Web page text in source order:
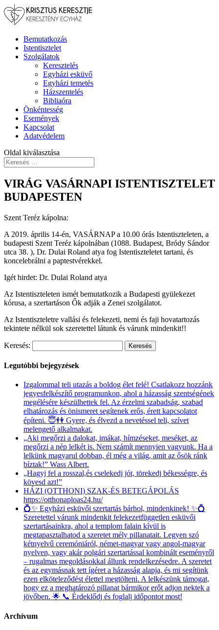
Bemutatkozás
Istentisztelet
Szolgálatok
Keresztelés
Egyházi esküvő
Egyházi temetés
Házszentelés
Bibliaóra
Önkéntesség
Események
Kapcsolat
Adatvédelem
Oldal kiválasztása
VIRÁG VASÁRNAPI ISTENTISZTELET
BUDAPESTEN
Szent Teréz kápolna:
A 2019. április 14-én, VASÁRNAP a 10.00 órás Istentiszteleten, a
budapesti Szent Teréz kápolnában (1088. Budapest, Bródy Sándor
utca 38. ), Dr. Dulai Roland atya fog Istentiszteletet tartani, és
koncelebrálni a paptestvérekkel.
Igét hirdet: Dr. Dulai Roland atya
Az Istentiszteleten ismét bemutatkozik a Budapesti gyülekezet
kórusa, a szertartáson Ők adják a Zenei szolgálatot.
Az Istentiszteletre vallási és felekezeti, nemi és faji hovatartozás
tekintete nélkül sok szeretettel látunk és várunk mindenkit!!
Keresés:
Legutóbbi bejegyzések
Izgalommal teli utazás a boldog élet felé! Csatlakozz hozzánk
jegyesfelkészítő programunkon, ahol a házasság szentségének
megélésére készülhettek fel. Az érzelmi szabadság, szabad
elhatározás és önismeret segítenek erős, érett kapcsolatot
építeni. 😇👫 Gyere, és élvezd a nevetéssel teli, szívet
melengető alkalmakat.
„Aki megőrzi a dalokat, imákat, hímzéseket, meséket, az
megőrzi a nép lelkét is. Nem számít mennyien vagyunk. Ha a
lelkünk magyarul dobban, él még a világ, amit az ősök ránk
bíztak!” Wass Albert.
„Hagyj fel a rosszal,és cselekedj jót, törekedj békességre, és
kövesd azt!”
HÁZI (OTTHONI) SZAK-ÉS BETEGÁPOLÁS
https://otthonaploas24.hu/
💍✨ Egyházi esküvői szertartás bárhol, mindenkinek! ✨💍
Szeretettel várunk mindenkit felekezetfüggetlen esküvői
szertartásainkra, ahol a templom falain kívül is
megtapasztalhatod a szeretet mély pillanatait. Legyen szó
kétnyelvű ceremóniáról, német-magyar vagy angol-magyar
nyelven, vagy akár polgári szertartással kombinált eseményről
– rugalmas megoldásokkal állunk rendelkezésedre. A szeretet
és az egymásnak tett ígéret a házasság alapja, és mi segítünk
ezen elköteleződést élettel megtölteni. A lelkészünk támogat,
hogy ez a meghatározó pillanat bármikor erőt adjon nektek a
jövőben. 🌟 📞 Érdeklődj és foglalj időpontot most!
Archívum